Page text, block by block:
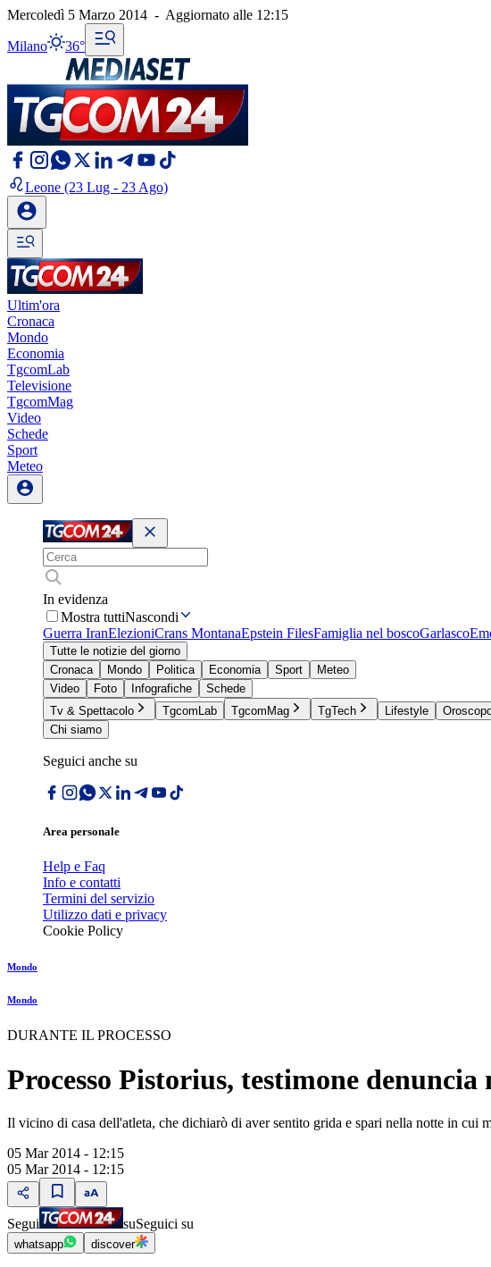
Mercoledì 5 Marzo 2014 - Aggiornato alle 12:15
Milano 36°
Leone (23 Lug - 23 Ago)
Ultim'ora
Cronaca
Mondo
Economia
TgcomLab
Televisione
TgcomMag
Video
Schede
Sport
Meteo
In evidenza
Mostra tuttiNascondi
Guerra IranElezioniCrans MontanaEpstein FilesFamiglia nel boscoGarlasco
Tutte le notizie del giorno
Cronaca
Mondo Politica Economia Sport
Meteo
Video
Foto Infografiche
Schede
Tv & Spettacolo
TgcomLab TgcomMag TgTech Lifestyle
Chi siamo
Seguici anche su
Area personale
Help e Faq
Info e contatti
Termini del servizio
Utilizzo dati e privacy
Cookie Policy
Mondo
Mondo
DURANTE IL PROCESSO
Processo Pistorius, testimone
Il vicino di casa dell'atleta, che dichiarò di aver sentito grida e spari nella notte in cui
05 Mar 2014 - 12:15
05 Mar 2014 - 12:15
Segui suSeguici su
whatsapp discover